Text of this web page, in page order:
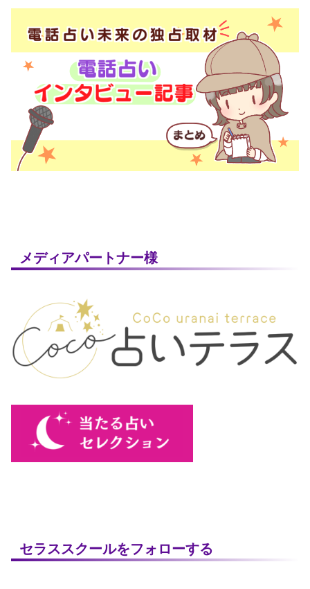
メディアパートナー様
セラススクールをフォローする